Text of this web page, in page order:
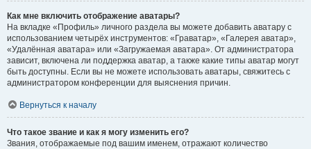
Как мне включить отображение аватары?
На вкладке «Профиль» личного раздела вы можете добавить аватару с
использованием четырёх инструментов: «Граватар», «Галерея аватар»,
«Удалённая аватара» или «Загружаемая аватара». От администратора
зависит, включена ли поддержка аватар, а также какие типы аватар могут
быть доступны. Если вы не можете использовать аватары, свяжитесь с
администратором конференции для выяснения причин.
Вернуться к началу
Что такое звание и как я могу изменить его?
Звания, отображаемые под вашим именем, отражают количество